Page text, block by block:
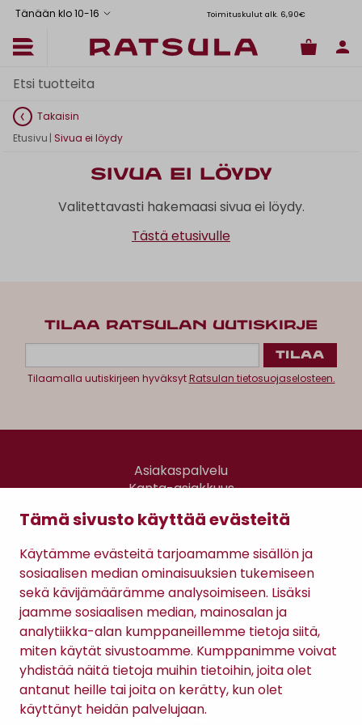
Tämä sivusto käyttää evästeitä
Käytämme evästeitä tarjoamamme sisällön ja
sosiaalisen median ominaisuuksien tukemiseen
sekä kävijämäärämme analysoimiseen. Lisäksi
jaamme sosiaalisen median, mainosalan ja
analytiikka-alan kumppaneillemme tietoja siitä,
miten käytät sivustoamme. Kumppanimme voivat
yhdistää näitä tietoja muihin tietoihin, joita olet
antanut heille tai joita on kerätty, kun olet
käyttänyt heidän palvelujaan.
Tänään klo 10-16 Toimituskulut alk. 6,90€
Takaisin
Etusivu | Sivua ei löydy
Sivua ei löydy
Valitettavasti hakemaasi sivua ei löydy.
Tästä etusivulle
TILAA RATSULAN UUTISKIRJE
Tilaamalla uutiskirjeen hyväksytRatsulan tietosuojaselosteen.
Asiakaspalvelu
Kanta-asiakkuus
Gomee Ratsula Café
Sopimusehdot
Tietosuojaseloste
Maksutavat